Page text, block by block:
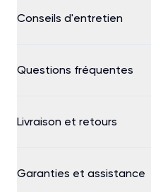
Conseils d'entretien
Questions fréquentes
Livraison et retours
Garanties et assistance